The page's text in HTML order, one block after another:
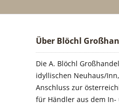
Über Blöchl
Die A. Blöchl
idyllischen Neuhaus/
Anschluss zur
für Händler aus dem In-